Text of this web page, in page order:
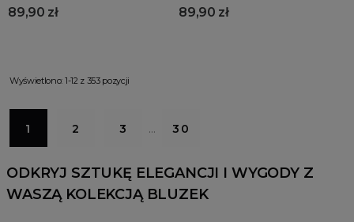
89,90 zł 89,90 zł
Wyświetlono: 1-12 z 353 pozycji
1 2 3 … 30
ODKRYJ SZTUKĘ ELEGANCJI I WYGODY Z
WASZĄ KOLEKCJĄ BLUZEK